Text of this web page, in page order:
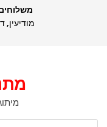
מודיעין, דם